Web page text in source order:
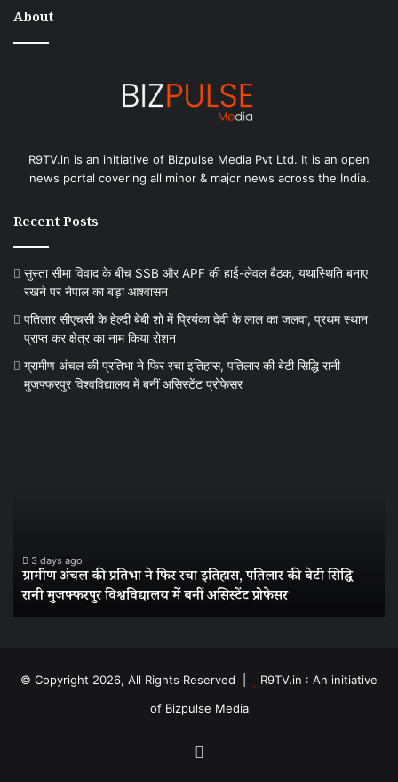
About
R9TV.in is an initiative of Bizpulse Media Pvt Ltd. It is an open
news portal covering all minor & major news across the India.
Recent Posts
सुस्ता सीमा विवाद के बीच SSB और APF की हाई-लेवल बैठक, यथास्थिति बनाए
रखने पर नेपाल का बड़ा आश्वासन
पतिलार सीएचसी के हेल्दी बेबी शो में प्रियंका देवी के लाल का जलवा, प्रथम स्थान
प्राप्त कर क्षेत्र का नाम किया रोशन
ग्रामीण अंचल की प्रतिभा ने फिर रचा इतिहास, पतिलार की बेटी सिद्धि रानी
मुजफ्फरपुर विश्वविद्यालय में बनीं असिस्टेंट प्रोफेसर
इतिहास,
पतिलार
की
बेटी
मुजफ्फरपुर
विश्वविद्यालय
3 days ago
ग्रामीण अंचल की प्रतिभा ने फिर रचा इतिहास, पतिलार की बेटी सिद्धि
रानी मुजफ्फरपुर विश्वविद्यालय में बनीं असिस्टेंट प्रोफेसर
© Copyright 2026, All Rights Reserved |
R9TV.in : An initiative
of Bizpulse Media